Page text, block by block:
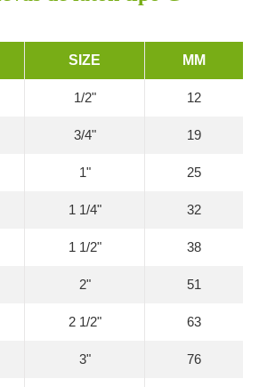
SIZE MM
1/2" 12
3/4" 19
1" 25
1 1/4" 32
1 1/2" 38
2" 51
2 1/2" 63
3" 76